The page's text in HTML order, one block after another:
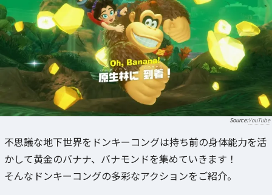
YouTube
不思議な地下世界をドンキーコングは持ち前の身体能力を活
かして黄金のバナナ、バナモンドを集めていきます！
そんなドンキーコングの多彩なアクションをご紹介。